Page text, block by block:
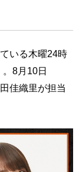
いる木曜24時
8月10日
佳織里が担当